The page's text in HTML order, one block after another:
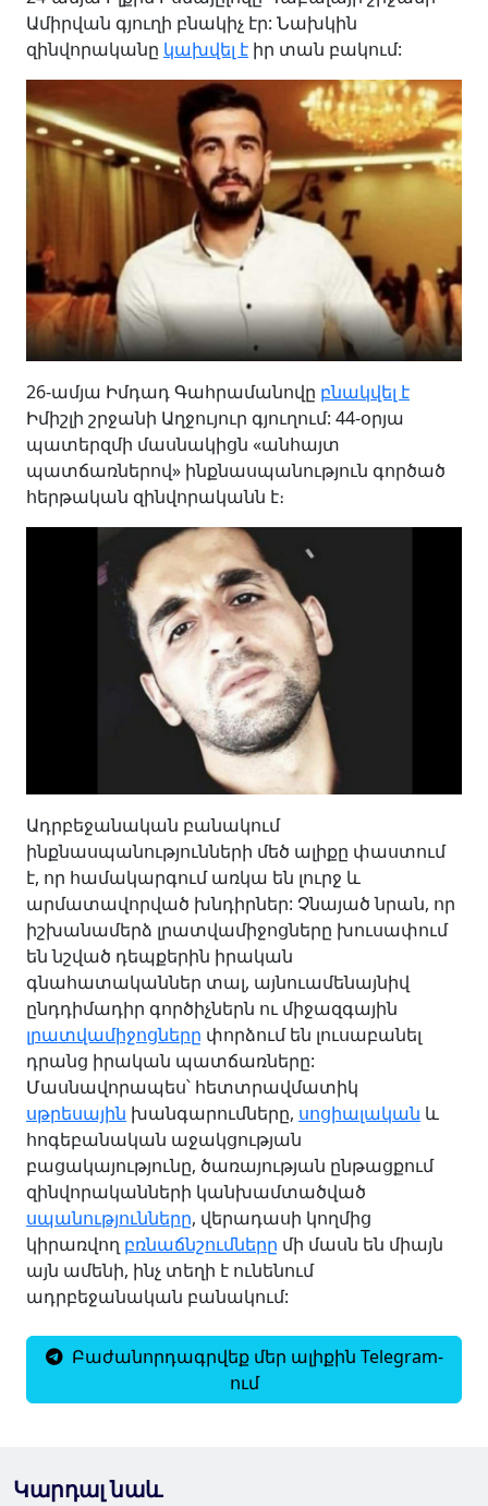
Կարդալ նաև
Ամիրվան գյուղի բնակիչ էր: Նախկին
զինվորականը կախվել է իր տան բակում:
26-ամյա Իմդադ Գահրամանովը բնակվել է
Իմիշլի շրջանի Աղջույուր գյուղում: 44-օրյա
պատերզմի մասնակիցն «անհայտ
պատճառներով» ինքնասպանություն գործած
հերթական զինվորականն է։
Ադրբեջանական բանակում
ինքնասպանությունների մեծ ալիքը փաստում
է, որ համակարգում առկա են լուրջ և
արմատավորված խնդիրներ: Չնայած նրան, որ
իշխանամերձ լրատվամիջոցները խուսափում
են նշված դեպքերին իրական
գնահատականներ տալ, այնուամենայնիվ
ընդդիմադիր գործիչներն ու միջազգային
լրատվամիջոցները փորձում են լուսաբանել
դրանց իրական պատճառները:
Մասնավորապես՝ հետտրավմատիկ
սթրեսային խանգարումները, սոցիալական և
հոգեբանական աջակցության
բացակայությունը, ծառայության ընթացքում
զինվորականների կանխամտածված
սպանությունները, վերադասի կողմից
կիրառվող բռնաճնշումները մի մասն են միայն
այն ամենի, ինչ տեղի է ունենում
ադրբեջանական բանակում:
Բաժանորդագրվեք մեր ալիքին Telegram-
ում